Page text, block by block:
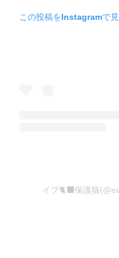
この投稿をInstagramで
イブ🐈‍⬛保護猫